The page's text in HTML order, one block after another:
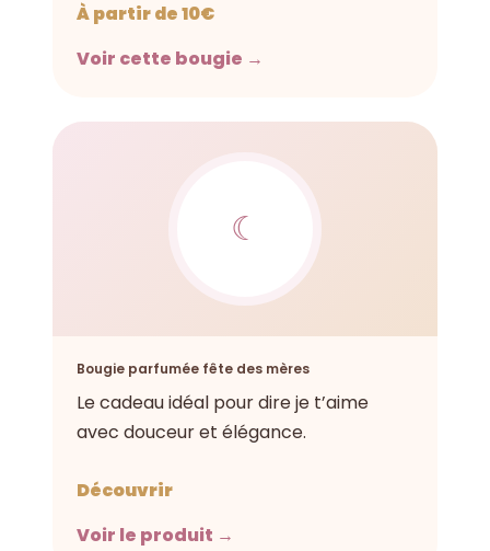
À partir de 10€
Voir cette bougie →
☾
Bougie parfumée fête des mères
Le cadeau idéal pour dire je t’aime
avec douceur et élégance.
Découvrir
Voir le produit →